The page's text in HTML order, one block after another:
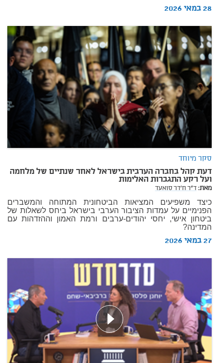
28 במאי 2026
סקר מיוחד
דעת קהל בחברה הערבית בישראל לאחר שנתיים של מלחמה
ועל רקע התגברות האלימות
מאת:ד"ר ח'דר סואעד
כיצד משפיעים המציאות הביטחונית המתוחה והמשברים
הפנימיים על עמדות הציבור הערבי בישראל ביחס לשאלות של
ביטחון אישי, יחסי יהודים-ערבים ורמת האמון וההזדהות עם
המדינה?
27 במאי 2026